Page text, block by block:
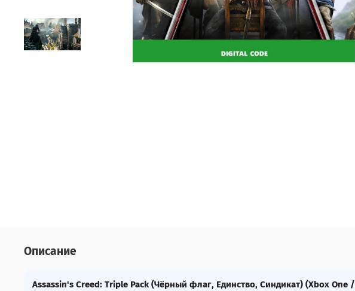
Описание
Assassin's Creed: Triple Pack (Чёрный флаг, Единство, Синдикат) (Xbox One